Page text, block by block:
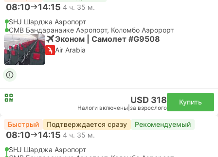
08:10 14:15 4 ч. 35 м.
SHJ Шарджа Аэропорт
CMB Бандаранаике Аэропорт, Коломбо Аэророрт
Эконом | Самолет #G9508
Air Arabia
USD 318
Налоги включены за взрослого
Купить
Быстрый Подтверждается сразу Рекомендуемый
08:10 14:15 4 ч. 35 м.
SHJ Шарджа Аэропорт